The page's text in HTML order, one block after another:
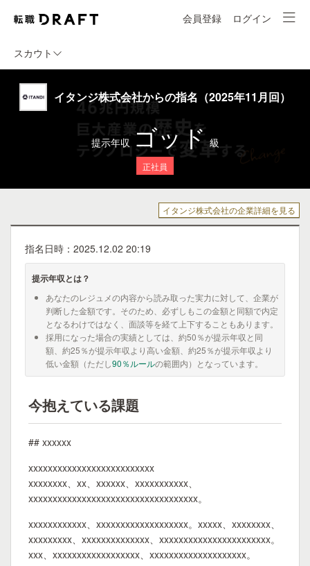
会員登録 ログイン
スカウト
イタンジ株式会社からの指名（2025年11月回）
提示年収 ゴッド 級
正社員
イタンジ株式会社の企業詳細を見る
指名日時：2025.12.02 20:19
提示年収とは？
あなたのレジュメの内容から読み取った実力に対して、企業が
判断した金額です。そのため、必ずしもこの金額と同額で内定
となるわけではなく、面談等を経て上下することもあります。
採用になった場合の実績としては、約50％が提示年収と同
額、約25％が提示年収より高い金額、約25％が提示年収より
低い金額（ただし90％ルールの範囲内）となっています。
今抱えている課題
## xxxxxx
xxxxxxxxxxxxxxxxxxxxxxxxxx
xxxxxxxx、xx、xxxxxx、xxxxxxxxxxx、
xxxxxxxxxxxxxxxxxxxxxxxxxxxxxxxxxxx。
xxxxxxxxxxxx、xxxxxxxxxxxxxxxxxxx。xxxxx、xxxxxxxx、
xxxxxxxxx、xxxxxxxxxxxxxx、xxxxxxxxxxxxxxxxxxxxxxx。
xxx、xxxxxxxxxxxxxxxxxx、xxxxxxxxxxxxxxxxxxxx。